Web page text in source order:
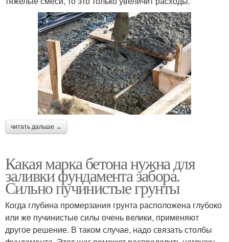
читать дальше →
Какая марка бетона нужна для
заливки фундамента забора.
Сильно пучинистые грунты
Когда глубина промерзания грунта расположена глубоко
или же пучинистые силы очень велики, применяют
другое решение. В таком случае, надо связать столбы